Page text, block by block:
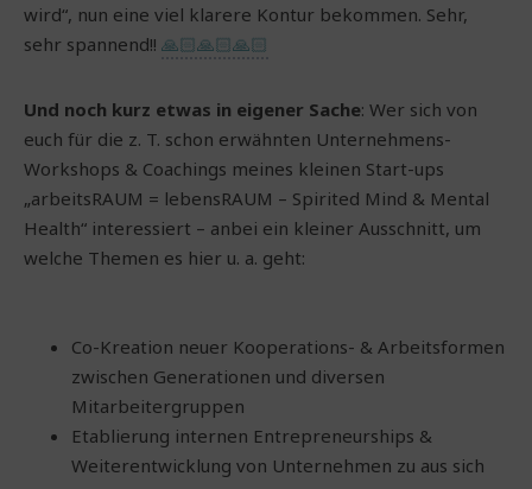
wird“, nun eine viel klarere Kontur bekommen. Sehr,
sehr spannend!! 🙏🏻🙏🏻🙏🏻
Und noch kurz etwas in eigener Sache: Wer sich von
euch für die z. T. schon erwähnten Unternehmens-
Workshops & Coachings meines kleinen Start-ups
„arbeitsRAUM = lebensRAUM – Spirited Mind & Mental
Health“ interessiert – anbei ein kleiner Ausschnitt, um
welche Themen es hier u. a. geht:
Co-Kreation neuer Kooperations- & Arbeitsformen
zwischen Generationen und diversen
Mitarbeitergruppen
Etablierung internen Entrepreneurships &
Weiterentwicklung von Unternehmen zu aus sich